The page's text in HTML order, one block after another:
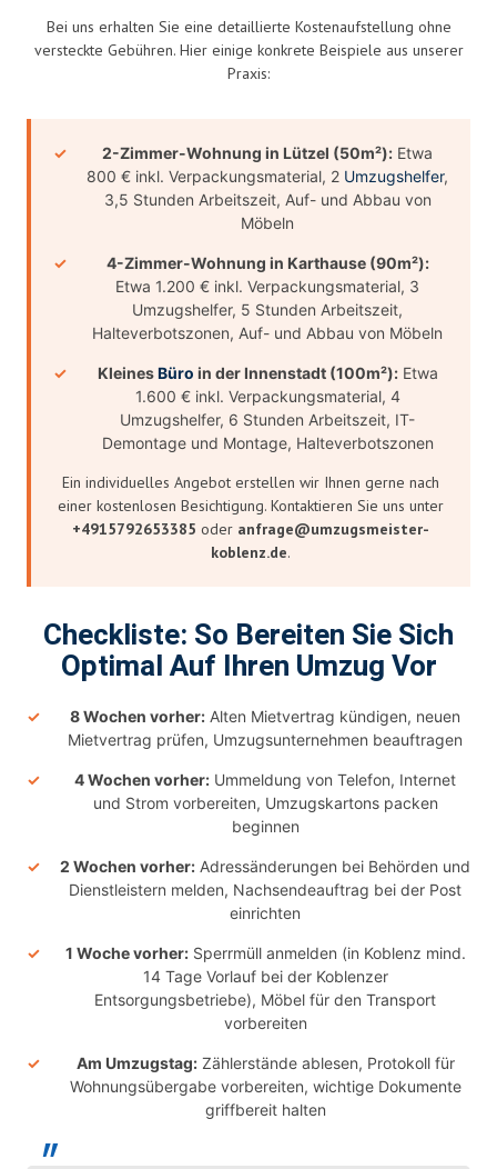
Bei uns erhalten Sie eine detaillierte Kostenaufstellung ohne
versteckte Gebühren. Hier einige konkrete Beispiele aus unserer
Praxis:
2-Zimmer-Wohnung in Lützel (50m²): Etwa
800 € inkl. Verpackungsmaterial, 2 Umzugshelfer,
3,5 Stunden Arbeitszeit, Auf- und Abbau von
Möbeln
4-Zimmer-Wohnung in Karthause (90m²):
Etwa 1.200 € inkl. Verpackungsmaterial, 3
Umzugshelfer, 5 Stunden Arbeitszeit,
Halteverbotszonen, Auf- und Abbau von Möbeln
KleinesBüro in der Innenstadt (100m²):Etwa
1.600 € inkl. Verpackungsmaterial, 4
Umzugshelfer, 6 Stunden Arbeitszeit, IT-
Demontage und Montage, Halteverbotszonen
Ein individuelles Angebot erstellen wir Ihnen gerne nach
einer kostenlosen Besichtigung. Kontaktieren Sie uns unter
+4915792653385 oder anfrage@umzugsmeister-
koblenz.de.
Checkliste: So Bereiten Sie Sich
Optimal Auf Ihren Umzug Vor
8 Wochen vorher: Alten Mietvertrag kündigen, neuen
Mietvertrag prüfen, Umzugsunternehmen beauftragen
4 Wochen vorher: Ummeldung von Telefon, Internet
und Strom vorbereiten, Umzugskartons packen
beginnen
2 Wochen vorher: Adressänderungen bei Behörden und
Dienstleistern melden, Nachsendeauftrag bei der Post
einrichten
1 Woche vorher:Sperrmüll anmelden (in Koblenz mind.
14 Tage Vorlauf bei der Koblenzer
Entsorgungsbetriebe), Möbel für den Transport
vorbereiten
Am Umzugstag:Zählerstände ablesen, Protokoll für
Wohnungsübergabe vorbereiten, wichtige Dokumente
griffbereit halten